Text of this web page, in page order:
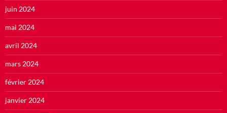
juin 2024
mai 2024
avril 2024
mars 2024
février 2024
janvier 2024